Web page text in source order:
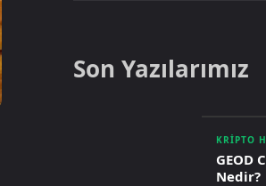
Son Yazılarımız
KRIPTO
GEOD
Nedir?